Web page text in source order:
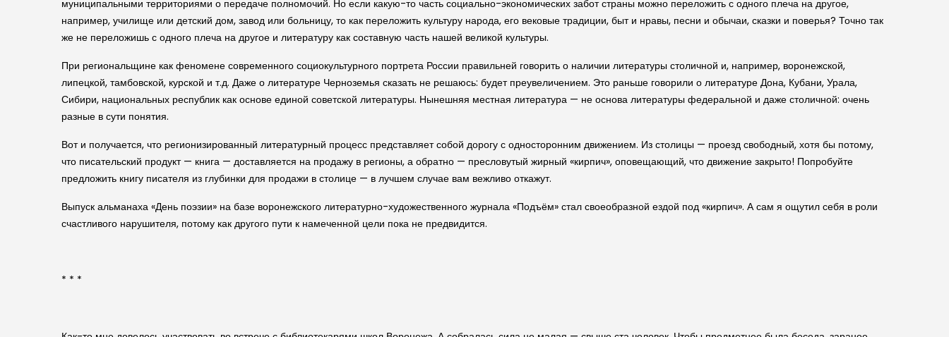
муниципальными территориями о передаче полномочий. Но если какую-то часть социально-экономических забот страны можно переложить с одного плеча на другое,
например, училище или детский дом, завод или больницу, то как переложить культуру народа, его вековые традиции, быт и нравы, песни и обычаи, сказки и поверья? Точно так
же не переложишь с одного плеча на другое и литературу как составную часть нашей великой культуры.
При региональщине как феномене современного социокультурного портрета России правильней говорить о наличии литературы столичной и, например, воронежской,
липецкой, тамбовской, курской и т.д. Даже о литературе Черноземья сказать не решаюсь: будет преувеличением. Это раньше говорили о литературе Дона, Кубани, Урала,
Сибири, национальных республик как основе единой советской литературы. Нынешняя местная литература — не основа литературы федеральной и даже столичной: очень
разные в сути понятия.
Вот и получается, что регионизированный литературный процесс представляет собой дорогу с односторонним движением. Из столицы — проезд свободный, хотя бы потому,
что писательский продукт — книга — доставляется на продажу в регионы, а обратно — пресловутый жирный «кирпич», оповещающий, что движение закрыто! Попробуйте
предложить книгу писателя из глубинки для продажи в столице — в лучшем случае вам вежливо откажут.
Выпуск альманаха «День поэзии» на базе воронежского литературно-художественного журнала «Подъём» стал своеобразной ездой под «кирпич». А сам я ощутил себя в роли
счастливого нарушителя, потому как другого пути к намеченной цели пока не предвидится.
* * *